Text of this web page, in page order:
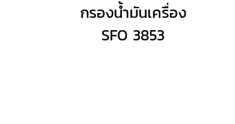
กรองน้ำมันเครื่อง
SFO 3853